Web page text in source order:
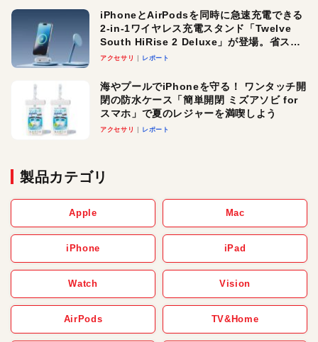
iPhoneとAirPodsを同時に急速充電できる
2-in-1ワイヤレス充電スタンド「Twelve
South HiRise 2 Deluxe」が登場。省スペ
ースでおしゃれに充電したい人にオスス
アクセサリ レポート
海やプールでiPhoneを守る！ ワンタッチ開
閉の防水ケース「簡単開閉 ミズアソビ for
スマホ」で夏のレジャーを満喫しよう
アクセサリ レポート
製品カテゴリ
Apple Mac
iPhone iPad
Watch Vision
AirPods TV&Home